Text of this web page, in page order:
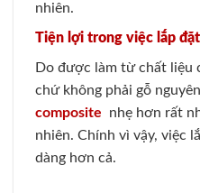
nhiên.
Tiện lợi trong việc lắp
Do được làm từ chất liệu
chứ không phải gỗ
composite nhẹ hơn rất
nhiên. Chính vì vậy, việc
dàng hơn cả.